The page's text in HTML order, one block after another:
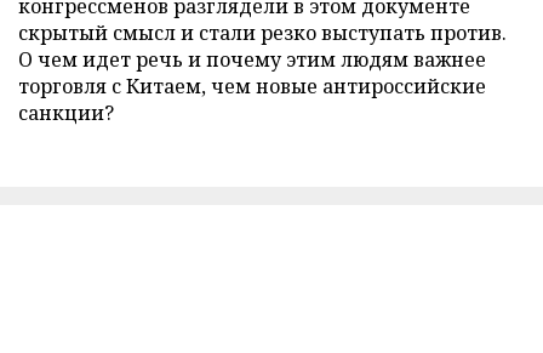
конгрессменов разглядели в этом документе
скрытый смысл и стали резко выступать против.
О чем идет речь и почему этим людям важнее
торговля с Китаем, чем новые антироссийские
санкции?